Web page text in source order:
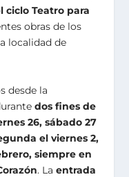
ciclo Teatro para
obras de los
localidad de
desde la
dos fines de
26, sábado 27
el viernes 2,
siempre en
. Laentrada